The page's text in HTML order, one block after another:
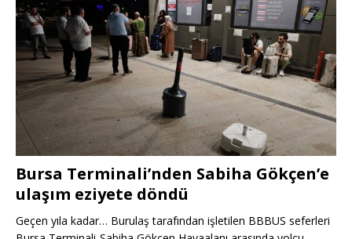
Bursa Terminali’nden Sabiha Gökçen’e
ulaşım eziyete döndü
Geçen yıla kadar… Burulaş tarafından işletilen BBBUS seferleri